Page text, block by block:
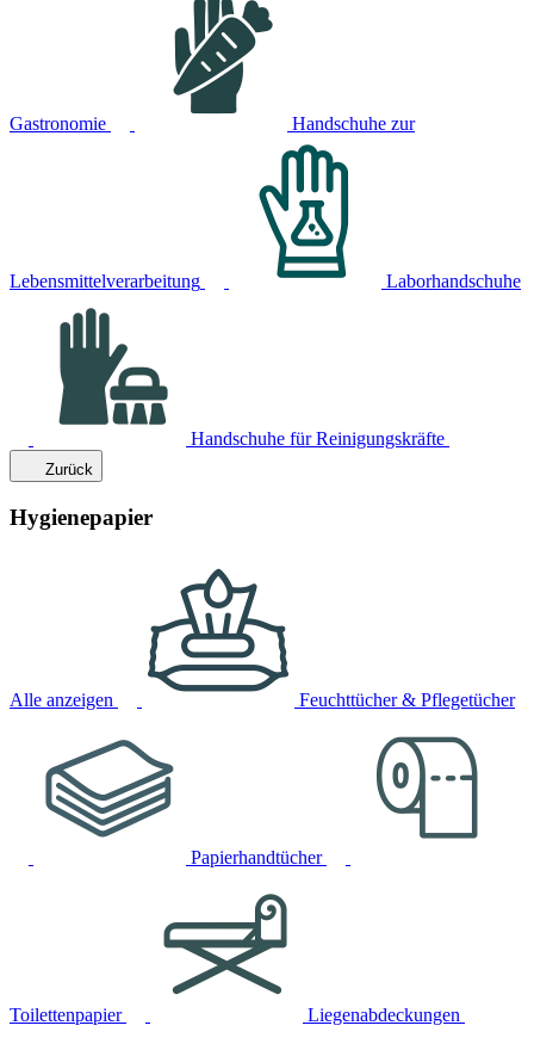
Gastronomie Handschuhe zur
Lebensmittelverarbeitung Laborhandschuhe
Handschuhe für Reinigungskräfte
Zurück
Hygienepapier
Alle anzeigen Feuchttücher & Pflegetücher
Papierhandtücher
Toilettenpapier Liegenabdeckungen